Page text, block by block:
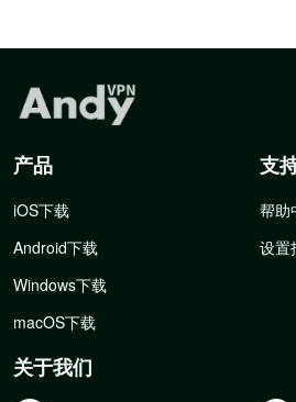
产品
iOS下载
Android下载
Windows下载
macOS下载
支
帮助
设置
关于我们